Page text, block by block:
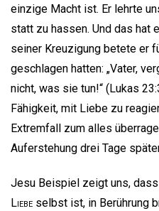
einzige Macht ist. Er lehrte
statt zu hassen. Und das hat
seiner Kreuzigung betete er
geschlagen hatten: „Vater,
nicht, was sie tun!“ (Lukas
Fähigkeit, mit Liebe zu
Extremfall zum alles
Auferstehung drei Tage
Jesu Beispiel zeigt uns,
Liebe selbst ist, in Berührung